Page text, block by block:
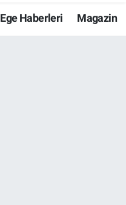
Ege Haberleri Magazin